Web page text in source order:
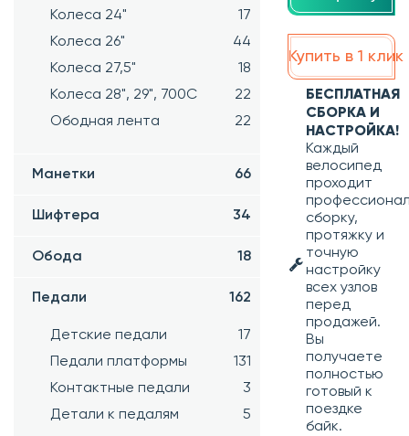
Колеса 24"
17
Колеса 26"
44
Колеса 27,5"
18
Колеса 28", 29", 700С
22
Ободная лента
22
Манетки 66
Шифтера 34
Обода 18
Педали 162
Детские педали
17
Педали платформы
131
Контактные педали
3
Детали к педалям
5
Купить в 1 клик
БЕСПЛАТНАЯ
СБОРКА И
НАСТРОЙКА!
Каждый
велосипед
проходит
сборку,
протяжку и
точную
настройку
всех узлов
перед
продажей.
Вы
получаете
полностью
готовый к
поездке
байк.